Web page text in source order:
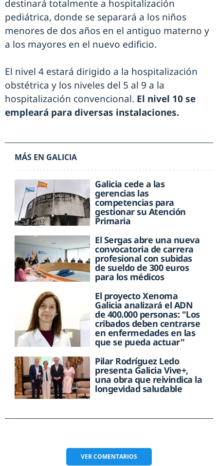
destinará totalmente a hospitalización
pediátrica, donde se separará a los niños
menores de dos años en el antiguo materno y
a los mayores en el nuevo edificio.
El nivel 4 estará dirigido a la hospitalización
obstétrica y los niveles del 5 al 9 a la
hospitalización convencional. El nivel 10 se
empleará para diversas instalaciones.
MÁS EN GALICIA
Galicia cede a las
gerencias las
competencias para
gestionar su Atención
Primaria
El Sergas abre una nueva
convocatoria de carrera
profesional con subidas
de sueldo de 300 euros
para los médicos
El proyecto Xenoma
Galicia analizará el ADN
de 400.000 personas: "Los
cribados deben centrarse
en enfermedades en las
que se pueda actuar"
Pilar Rodríguez Ledo
presenta Galicia Vive+,
una obra que reivindica la
longevidad saludable
VERCOMENTARIOS